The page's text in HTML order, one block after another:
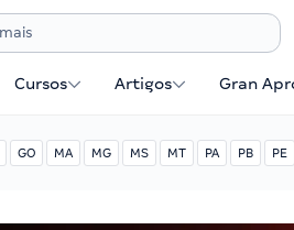
Cursos Artigos Gran
GO MA MG MS MT PA PB PE